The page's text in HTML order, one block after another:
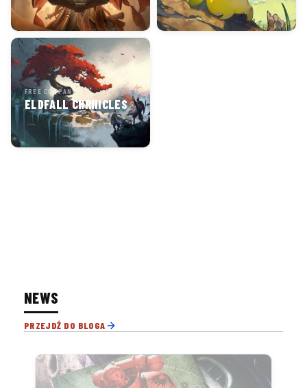
FREE COMPANY
ELDFALL CHRNICLES
NEWS
PRZEJDŹ DO BLOGA